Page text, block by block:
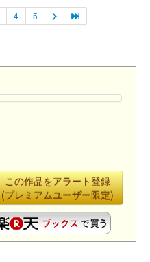
4 5
この作品をアラート登録
(プレミアムユーザー限定)